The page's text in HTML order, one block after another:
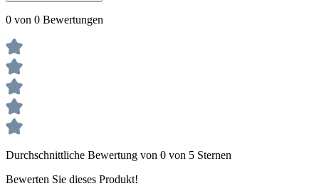
0 von 0 Bewertungen
Durchschnittliche Bewertung von 0 von 5 Sternen
Bewerten Sie dieses Produkt!